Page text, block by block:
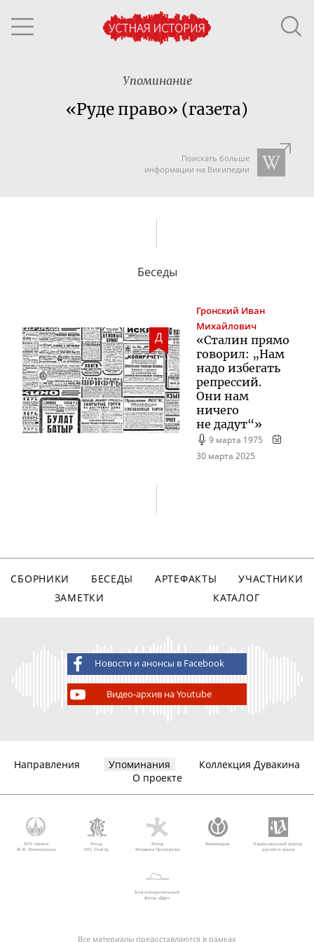
Упоминание
«Руде право» (газета)
Поискать больше
информации на Википедии
Беседы
Д
Гронский Иван
Михайлович
«Сталин прямо
говорил: „Нам
надо избегать
репрессий.
Они нам
ничего
не дадут“»
9 марта 1975
30 марта 2025
СБОРНИКИ БЕСЕДЫ АРТЕФАКТЫ
УЧАСТНИКИ
ЗАМЕТКИ
КАТАЛОГ
Новости и анонсы в Facebook
Видео-архив на Youtube
Направления Упоминания
Коллекция Дувакина
О проекте
МГУ имени
М.В. Ломоносова
Фонд
AVC Charity
Фонд
Михаила Прохорова
Викимедиа
Национальный корпус
русского языка
Благотворительный
фонд «Дар»
Все материалы предоставляются в рамках